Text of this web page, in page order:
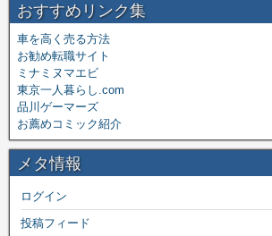
おすすめリンク集
車を高く売る方法
お勧め転職サイト
ミナミヌマエビ
東京一人暮らし.com
品川ゲーマーズ
お薦めコミック紹介
メタ情報
ログイン
投稿フィード